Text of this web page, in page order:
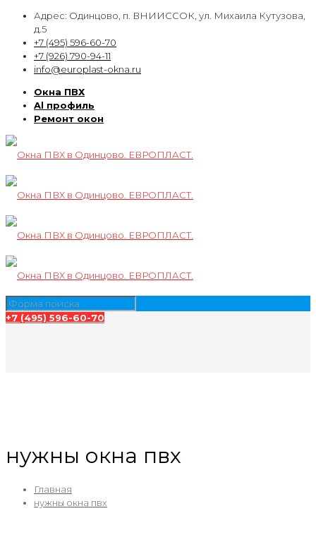
Адрес: Одинцово, п. ВНИИССОК, ул. Михаила Кутузова,
д.5
+7 (495) 596-60-70
+7 (926) 790-94-11
info@europlast-okna.ru
Окна ПВХ
Al профиль
Ремонт окон
+7 (495) 596-60-70
нужны окна пвх
Главная
нужны окна пвх